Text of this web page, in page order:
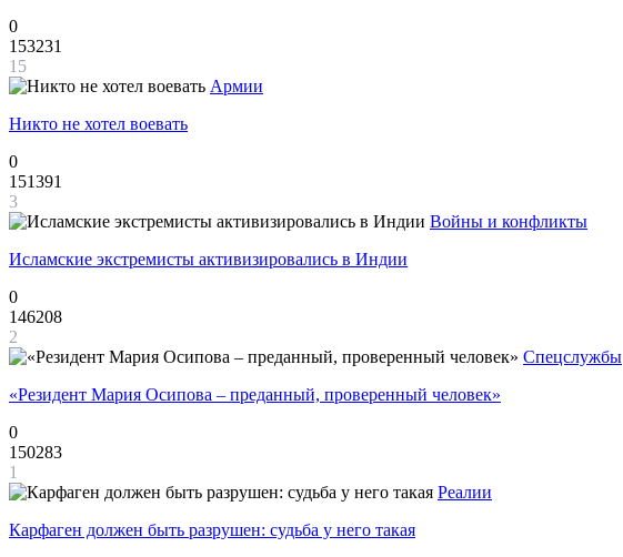
0
153231
15
Армии
Никто не хотел воевать
0
151391
3
Войны и конфликты
Исламские экстремисты активизировались в Индии
0
146208
2
Спецслужбы
«Резидент Мария Осипова – преданный, проверенный человек»
0
150283
1
Реалии
Карфаген должен быть разрушен: судьба у него такая